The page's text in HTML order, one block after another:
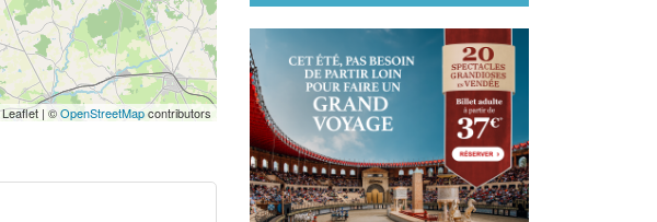
Leaflet | ©OpenStreetMapcontributors